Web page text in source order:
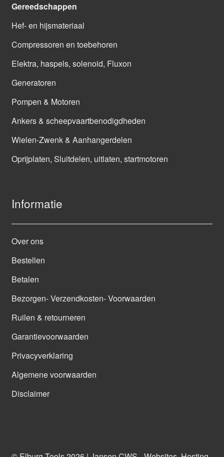
Gereedschappen
Hef- en hijsmateriaal
Compressoren en toebehoren
Elektra, haspels, solenoid, Fluxon
Generatoren
Pompen & Motoren
Ankers & scheepvaartbenodigdheden
Wielen-Zwenk & Aanhangerdelen
Oprijplaten, Sluitdelen, uitlaten, startmotoren
Informatie
Over ons
Bestellen
Betalen
Bezorgen- Verzendkosten- Voorwaarden
Ruilen & retourneren
Garantievoorwaarden
Privacyverklaring
Algemene voorwaarden
Disclaimer